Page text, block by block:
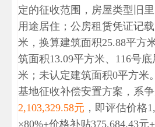
定的征收范围，房屋类型旧
用途居住；公房租赁凭证记
米，换算建筑面积25.88平方
筑面积13.09平方米、116号
米；未认定建筑面积0平方米
基地征收补偿安置方案，系争
2,103,329.58元 ，即评估价格
×80%+价格补贴375,684.43元